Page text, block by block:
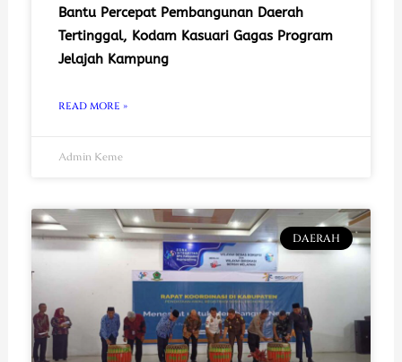
Bantu Percepat Pembangunan Daerah
Tertinggal, Kodam Kasuari Gagas Program
Jelajah Kampung
READ MORE »
Admin Keme
DAERAH